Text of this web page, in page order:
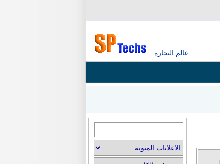
عالم التجارة